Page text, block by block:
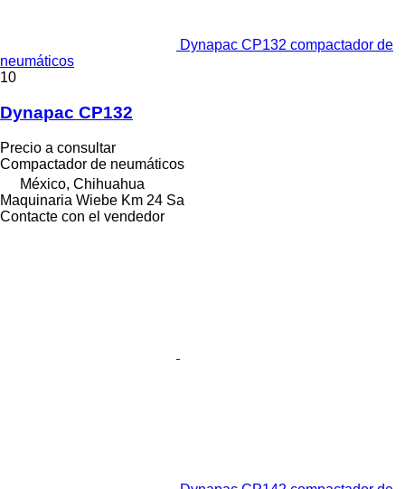
Dynapac CP132 compactador de
neumáticos
10
Dynapac CP132
Precio a consultar
Compactador de neumáticos
México, Chihuahua
Maquinaria Wiebe Km 24 Sa
Contacte con el vendedor